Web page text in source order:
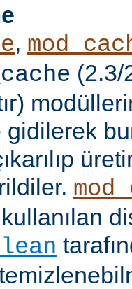
,
(2.3/
gidilerek